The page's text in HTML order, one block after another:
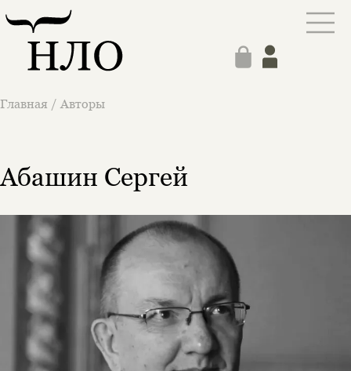
Главная / Авторы
Абашин Сергей